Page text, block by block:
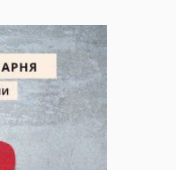
годами
чтобы взять у них
со мной и вы получите в